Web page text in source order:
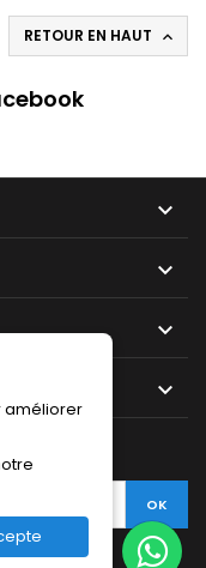
RETOUR EN HAUT 




améliorer